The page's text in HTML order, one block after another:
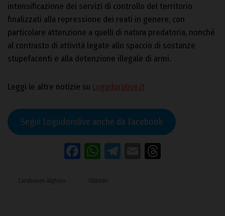
intensificazione dei servizi di controllo del territorio
finalizzati alla repressione dei reati in genere, con
particolare attenzione a quelli di natura predatoria, nonché
al contrasto di attività legate allo spaccio di sostanze
stupefacenti e alla detenzione illegale di armi.
Leggi le altre notizie su Logudorolive.it
Segui Logudorolive anche da Facebook
Facebook
WhatsApp
Telegram
Email
Carabinieri Alghero Olmedo